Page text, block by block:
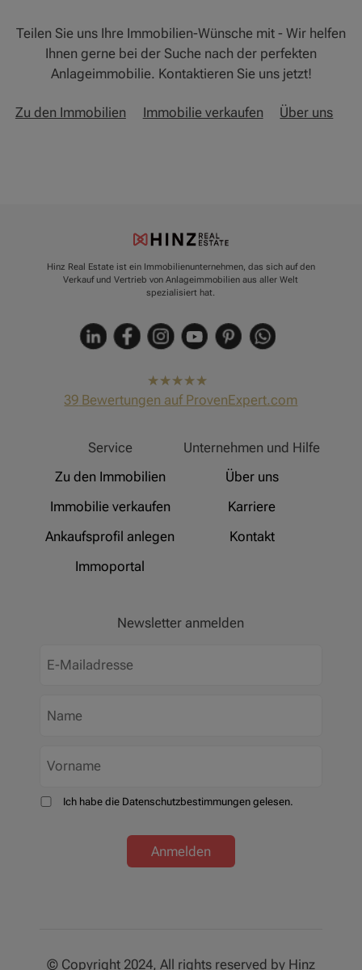
Teilen Sie uns Ihre Immobilien-Wünsche mit - Wir helfen
Ihnen gerne bei der Suche nach der perfekten
Anlageimmobilie. Kontaktieren Sie uns jetzt!
Zu den Immobilien Immobilie verkaufen Über uns
Hinz Real Estate ist ein Immobilienunternehmen, das sich auf den
Verkauf und Vertrieb von Anlageimmobilien aus aller Welt
spezialisiert hat.
hat4,91
von5
39 Bewertungen auf ProvenExpert.com
Service
Zu den Immobilien
Immobilie verkaufen
Ankaufsprofil anlegen
Immoportal
Unternehmen und Hilfe
Über uns
Karriere
Kontakt
Newsletter anmelden
Ich habe die Datenschutzbestimmungen gelesen.
Anmelden
© Copyright 2024, All rights reserved by Hinz